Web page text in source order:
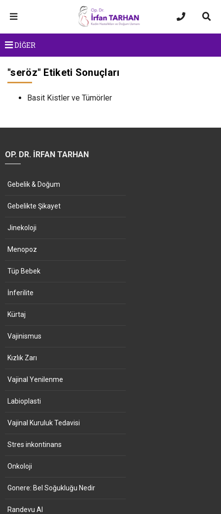
DİĞER
"seröz" Etiketi Sonuçları
Basit Kistler ve Tümörler
OP. DR. İRFAN TARHAN
Gebelik & Doğum
Gebelikte Şikayet
Jinekoloji
Menopoz
Tüp Bebek
İnferilite
Kürtaj
Vajinismus
Kızlık Zarı
Vajinal Yenilenme
Labioplasti
Vajinal Kuruluk Tedavisi
Stres inkontinans
Onkoloji
Gonere: Bel Soğukluğu Nedir
Randevu Al